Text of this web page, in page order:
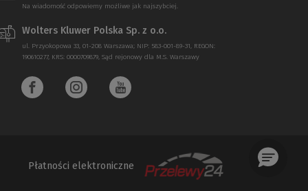
Na wiadomość odpowiemy możliwe jak najszybciej.
Wolters Kluwer Polska Sp. z o.o.
ul. Przyokopowa 33, 01-208 Warszawa; NIP: 583-001-89-31, REGON:
190610277, KRS: 0000709879, Sąd rejonowy dla M.S. Warszawy
Płatności elektroniczne
(Nowe
(Link